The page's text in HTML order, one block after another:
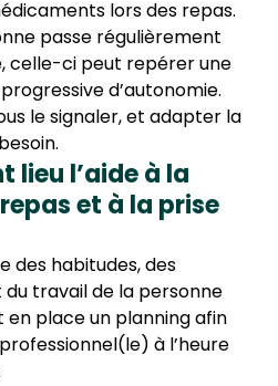
lors des repas.
passe régulièrement
celle-ci peut repérer une
d’autonomie.
le signaler, et adapter la
lieu l’aide à la
et à la prise
des habitudes, des
travail de la personne
en place un planning afin
à l’heure